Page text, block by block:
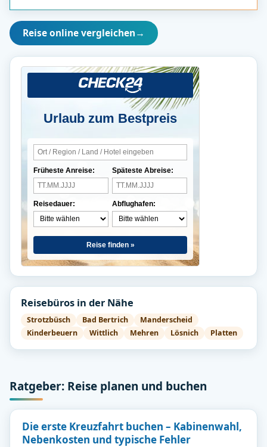
Reise online vergleichen→
Urlaub zum Bestpreis
Früheste Anreise:
Reisedauer:
Späteste Abreise:
Abflughafen:
Reise finden »
Reisebüros in der Nähe
Strotzbüsch Bad Bertrich
Manderscheid
Kinderbeuern
Wittlich Mehren Lösnich Platten
Ratgeber: Reise planen und buchen
Die erste Kreuzfahrt buchen – Kabinenwahl,
Nebenkosten und typische Fehler